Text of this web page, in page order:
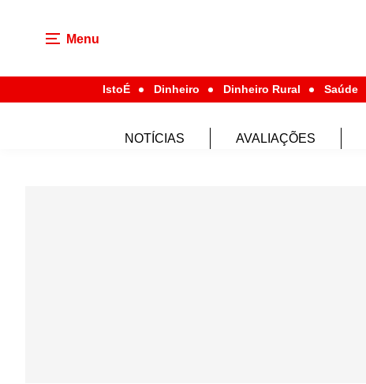
Menu
IstoÉ Dinheiro Dinheiro Rural Saúde
NOTÍCIAS AVALIAÇÕES